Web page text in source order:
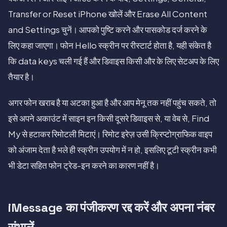
Transfer or Reset iPhone खोलें और Erase All Content
and Settings चुनें। आपको पुष्टि करने और पासकोड दर्ज करने के
लिए कहा जाएगा। फोन Hello स्क्रीन पर रीस्टार्ट होता है, यही संकेत है
कि data keys चली गई हैं और डिवाइस किसी और के लिए सेटअप के लिए
तैयार है।
अगर फोन खराब है या अटका हुआ है और आप मेनू तक नहीं पहुंच सकते, तो
इसे अपने अकाउंट में साइन इन किसी दूसरे डिवाइस से, या वेब से, Find
My से हटाकर रिमोटली मिटाएं। रिमोट इरेज़ उसी क्रिप्टोग्राफिक वाइप
को अंजाम देता है भले ही स्क्रीन उपयोग में न हो, इसलिए टूटी स्क्रीन कभी
भी डेटा सहित फोन ट्रेड-इन करने का कारण नहीं है।
iMessage का पंजीकरण रद्द करें और अपना नंबर